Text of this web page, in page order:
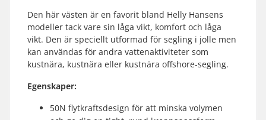
Den här västen är en favorit bland Helly Hansens
modeller tack vare sin låga vikt, komfort och låga
vikt. Den är speciellt utformad för segling i jolle men
kan användas för andra vattenaktiviteter som
kustnära, kustnära eller kustnära offshore-segling.
Egenskaper:
50N flytkraftsdesign för att minska volymen